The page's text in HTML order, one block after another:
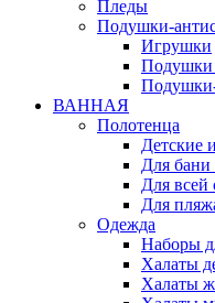
Пледы
Подушки-
Игрушки
Подушки
ВАННАЯ
Полотенца
Детские
Для бани
Для всей
Для
Одежда
Наборы
Халаты
Халаты